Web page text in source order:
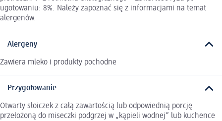
ugotowaniu: 8%. Należy zapoznać się z informacjami na temat
alergenów.
Alergeny
Zawiera mleko i produkty pochodne
Przygotowanie
Otwarty słoiczek z całą zawartością lub odpowiednią porcję
przełożoną do miseczki podgrzej w „kąpieli wodnej” lub kuchence